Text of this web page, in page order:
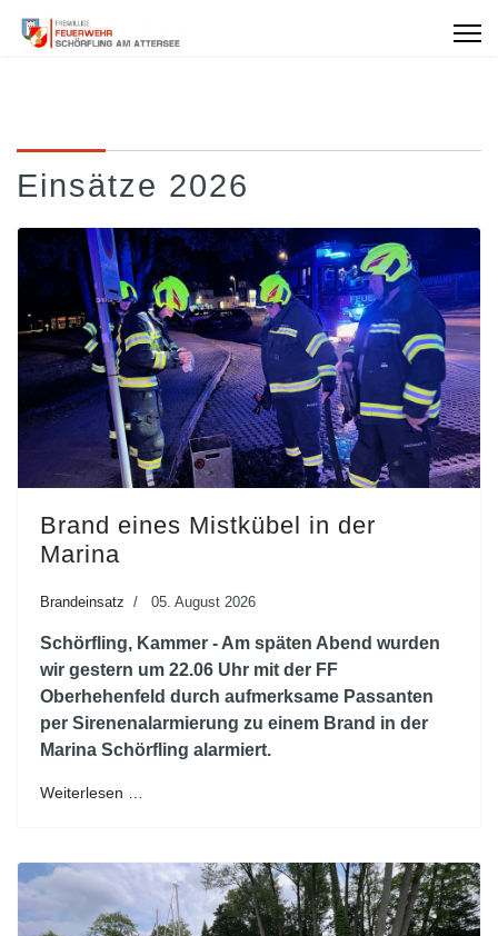
Einsätze 2026
Brand eines Mistkübel in der
Marina
Brandeinsatz 05. August 2026
Schörfling, Kammer - Am späten Abend wurden
wir gestern um 22.06 Uhr mit der FF
Oberhehenfeld durch aufmerksame Passanten
per Sirenenalarmierung zu einem Brand in der
Marina Schörfling alarmiert.
Weiterlesen …